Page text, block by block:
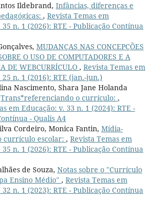
Ildebrand, Infâncias, diferenças e
, Revista Temas em
35 n. 1 (2026): RTE - Publicação Contínua
MUDANÇAS NAS CONCEPÇÕES
O USO DE COMPUTADORES E A
DE WEBCURRÍCULO , Revista Temas em
25 n. 1 (2016): RTE (jan.-jun.)
Nascimento, Shara Jane Holanda
Trans*referenciando o currículo: ,
em Educação: v. 33 n. 1 (2024): RTE -
- Qualis A4
Cordeiro, Monica Fantin, Mídia-
currículo escolar: , Revista Temas em
35 n. 1 (2026): RTE - Publicação Contínua
de Souza, Notas sobre o "Currículo
Ensino Médio" , Revista Temas em
32 n. 1 (2023): RTE - Publicação Contínua